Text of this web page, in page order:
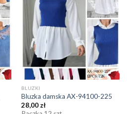
BLUZKI
Bluzka damska AX-94100-225
28,00zł